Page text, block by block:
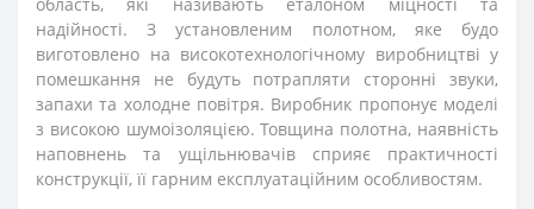
надійності. З установленим полотном, яке будо
виготовлено на високотехнологічному виробництві у
помешкання не будуть потрапляти сторонні звуки,
запахи та холодне повітря. Виробник пропонує моделі
з високою шумоізоляцією. Товщина полотна, наявність
наповнень та ущільнювачів сприяє практичності
конструкції, її гарним експлуатаційним особливостям.